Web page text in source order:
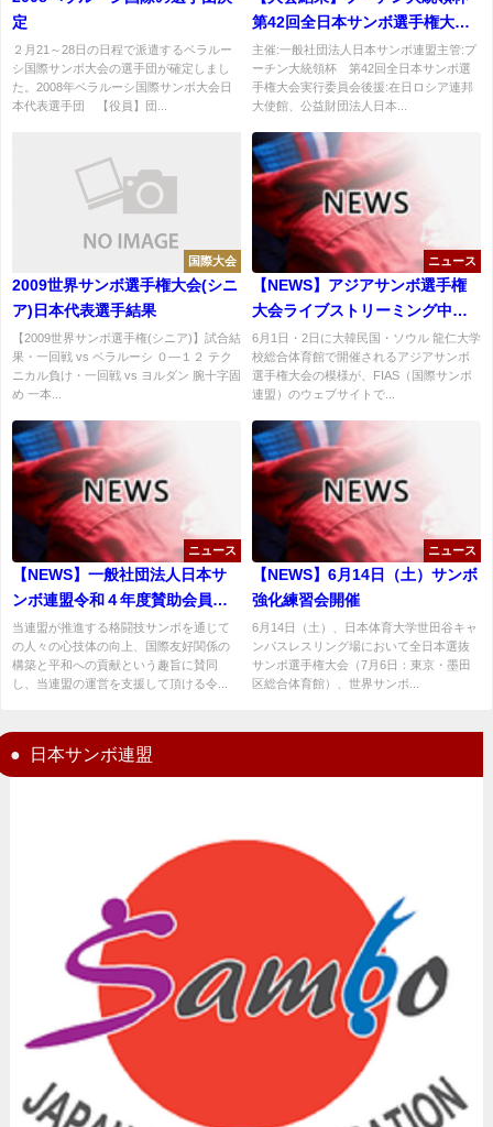
定
２月21～28日の日程で派遣するベラルー
シ国際サンボ大会の選手団が確定しまし
た。2008年ベラルーシ国際サンボ大会日
本代表選手団 【役員】団...
第42回全日本サンボ選手権大会
結果
主催:一般社団法人日本サンボ連盟主管:プ
ーチン大統領杯 第42回全日本サンボ選
手権大会実行委員会後援:在日ロシア連邦
大使館、公益財団法人日本...
国際大会
2009世界サンボ選手権大会(シニ
ア)日本代表選手結果
【2009世界サンボ選手権(シニア)】試合結
果・一回戦 vs ベラルーシ ０―１２ テク
ニカル負け・一回戦 vs ヨルダン 腕十字固
め 一本...
ニュース
【NEWS】アジアサンボ選手権
大会ライブストリーミング中継
のお知らせ
6月1日・2日に大韓民国・ソウル 龍仁大学
校総合体育館で開催されるアジアサンボ
選手権大会の模様が、FIAS（国際サンボ
連盟）のウェブサイトで...
ニュース
【NEWS】一般社団法人日本サ
ンボ連盟令和４年度賛助会員募
集のお知らせ
当連盟が推進する格闘技サンボを通じて
の人々の心技体の向上、国際友好関係の
構築と平和への貢献という趣旨に賛同
し、当連盟の運営を支援して頂ける令...
ニュース
【NEWS】6月14日（土）サンボ
強化練習会開催
6月14日（土）、日本体育大学世田谷キャ
ンパスレスリング場において全日本選抜
サンボ選手権大会（7月6日：東京・墨田
区総合体育館）、世界サンボ...
日本サンボ連盟